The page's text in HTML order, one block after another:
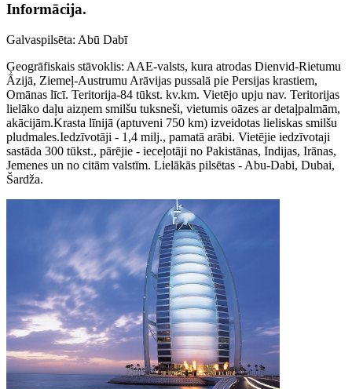
Informācija.
Galvaspilsēta: Abū Dabī
Ģeogrāfiskais stāvoklis: AAE-valsts, kura atrodas Dienvid-Rietumu
Āzijā, Ziemeļ-Austrumu Arāvijas pussalā pie Persijas krastiem,
Omānas līcī. Teritorija-84 tūkst. kv.km. Vietējo upju nav. Teritorijas
lielāko daļu aizņem smilšu tuksneši, vietumis oāzes ar detaļpalmām,
akācijām.Krasta līnijā (aptuveni 750 km) izveidotas lieliskas smilšu
pludmales.Iedzīvotāji - 1,4 milj., pamatā arābi. Vietējie iedzīvotaji
sastāda 300 tūkst., pārējie - ieceļotāji no Pakistānas, Indijas, Irānas,
Jemenes un no citām valstīm. Lielākās pilsētas - Abu-Dabi, Dubai,
Šardža.